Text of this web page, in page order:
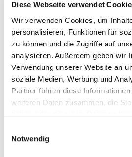
Diese Webseite verwendet
Wir verwenden Cookies, um
personalisieren, Funktionen für
zu können und die Zugriffe auf
analysieren. Außerdem geben wir
Verwendung unserer Website an
soziale Medien, Werbung und
Partner führen diese
weiteren Daten zusammen, die
Notwendig
Im Mittelpunkt der geförderten
Aufbau von technischem und
die Schaffung von Grundlagen für die
Einsatz von Umwelt- und
schwierigen oder komplexen Umfeld-
dauerhaften Beitrag zur Erreichung
der Vereinten Nationen zu leisten,
Wissenstransfer, Pilotprojekten,
modellen, Kompetenzaufbau,
Sensibilisierung.
Projektaktivitäten in Jordanien,